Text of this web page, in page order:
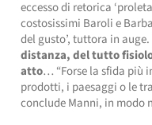
eccesso di retorica
costosissimi Baroli e
del gusto’, tuttora in
distanza, del tutto
atto… “Forse la sfida più
prodotti, i paesaggi o le
conclude Manni, in modo